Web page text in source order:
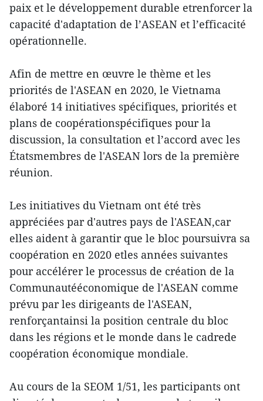
paix et le développement durable etrenforcer la
capacité d'adaptation de l’ASEAN et l’efficacité
opérationnelle.
Afin de mettre en œuvre le thème et les
priorités de l'ASEAN en 2020, le Vietnama
élaboré 14 initiatives spécifiques, priorités et
plans de coopérationspécifiques pour la
discussion, la consultation et l’accord avec les
Étatsmembres de l'ASEAN lors de la première
réunion.
Les initiatives du Vietnam ont été très
appréciées par d'autres pays de l'ASEAN,car
elles aident à garantir que le bloc poursuivra sa
coopération en 2020 etles années suivantes
pour accélérer le processus de création de la
Communautééconomique de l'ASEAN comme
prévu par les dirigeants de l'ASEAN,
renforçantainsi la position centrale du bloc
dans les régions et le monde dans le cadrede
coopération économique mondiale.
Au cours de la SEOM 1/51, les participants ont